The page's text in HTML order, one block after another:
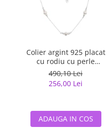
Colier argint 925 placat
cu rodiu cu perle
naturale
490,10 Lei
256,00 Lei
ADAUGA IN COS